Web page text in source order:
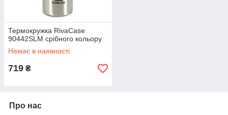
Термокружка RivaCase
90442SLM срібного кольору
Немає в наявності
719 ₴
Про нас